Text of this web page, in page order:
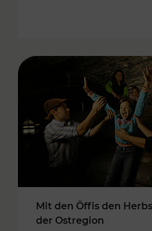
Mit den Öffis den
der Ostregion